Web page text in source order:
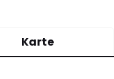
Karte